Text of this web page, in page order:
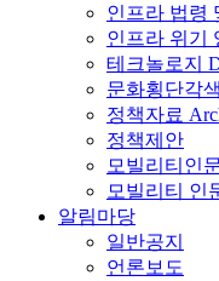
인프라 법령
인프라 위기
테크놀로지
문화횡단각
정책자료
정책제안
모빌리티인
모빌리티 인
알림마당
일반공지
언론보도